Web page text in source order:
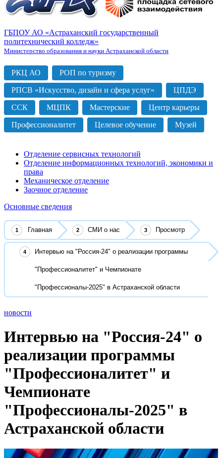
ГБПОУ АО «Астраханский государственный
политехнический колледж»
Министерство образования и науки Астраханской области
РКЦ АО РОП по туризму
РПСВ «Искусство, дизайн и сфера услуг» ЦПДЭ
ССК МЦПК Мастерские Центр карьеры
Профессионалитет Целевое обучение Музей
Отделение сервисных технологий
Отделение информационных технологий, экономики и
права
Механическое отделение
Заочное отделение
Основные сведения
Главная СМИ о нас Просмотр
Интервью на "Россия-24" о реализации программы
"Профессионалитет" и Чемпионате
"Профессионалы-2025" в Астраханской области
новости
Интервью на "Россия-24" о
реализации программы
"Профессионалитет" и
Чемпионате
"Профессионалы-2025" в
Астраханской области